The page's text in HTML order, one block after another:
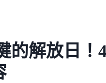
的解放日！